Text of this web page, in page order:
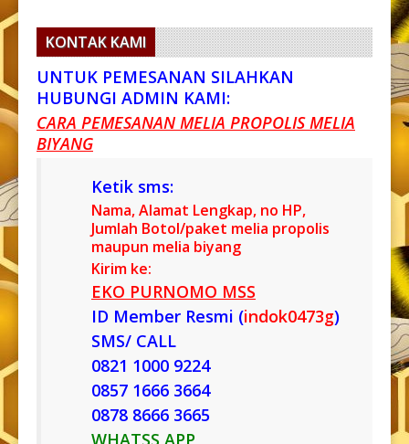
KONTAK KAMI
UNTUK PEMESANAN SILAHKAN
HUBUNGI ADMIN KAMI:
CARA PEMESANAN MELIA PROPOLIS MELIA
BIYANG
Ketik sms:
Nama, Alamat Lengkap, no HP,
Jumlah Botol/paket melia propolis
maupun melia biyang
Kirim ke:
EKO PURNOMO MSS
ID Member Resmi (indok0473g)
SMS/ CALL
0821 1000 9224
0857 1666 3664
0878 8666 3665
WHATSS APP